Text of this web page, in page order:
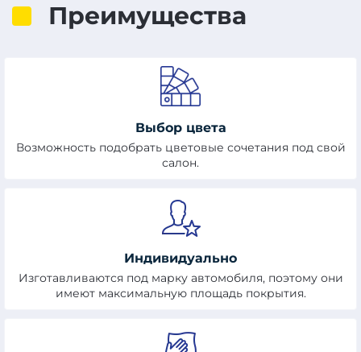
Преимущества
Выбор цвета
Возможность подобрать цветовые сочетания под свой
салон.
Индивидуально
Изготавливаются под марку автомобиля, поэтому они
имеют максимальную площадь покрытия.